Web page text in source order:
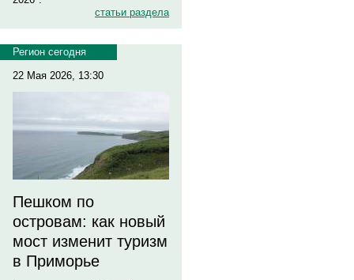
статьи раздела
Регион сегодня
22 Мая 2026, 13:30
Пешком по
островам: как новый
мост изменит туризм
в Приморье